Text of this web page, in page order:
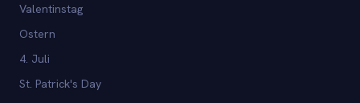
Valentinstag
Ostern
4. Juli
St. Patrick's Day